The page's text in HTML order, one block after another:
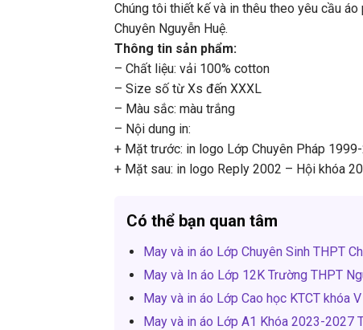
Chúng tôi thiết kế và in thêu theo yêu cầu
Chuyên Nguyễn Huệ.
Thông tin sản phẩm:
– Chất liệu: vải 100% cotton
– Size số từ Xs đến XXXL
– Màu sắc: màu trắng
– Nội dung in:
+ Mặt trước: in logo Lớp Chuyên Pháp
+ Mặt sau: in logo Reply 2002 – Hội khóa
Có thể bạn quan tâm
May và in áo Lớp Chuyên Sinh THPT
May và In áo Lớp 12K Trường THPT
May và in áo Lớp Cao học KTCT khóa
May và in áo Lớp A1 Khóa 2023-2027